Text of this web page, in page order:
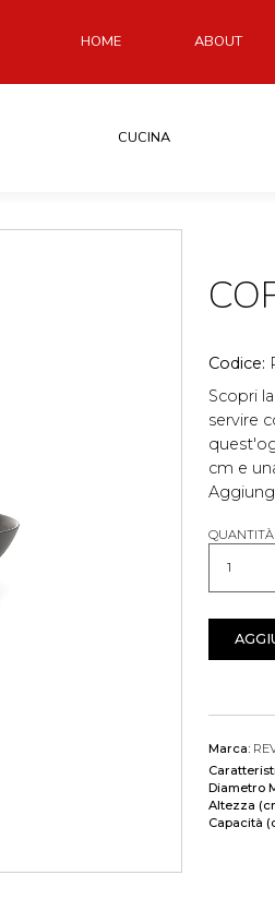
HOME ABOUT
CUCINA
Codice:
Scopri
servire
cm e
QUANTITÀ
Quantità
Marca:
Diametro
Altezza
Capacità